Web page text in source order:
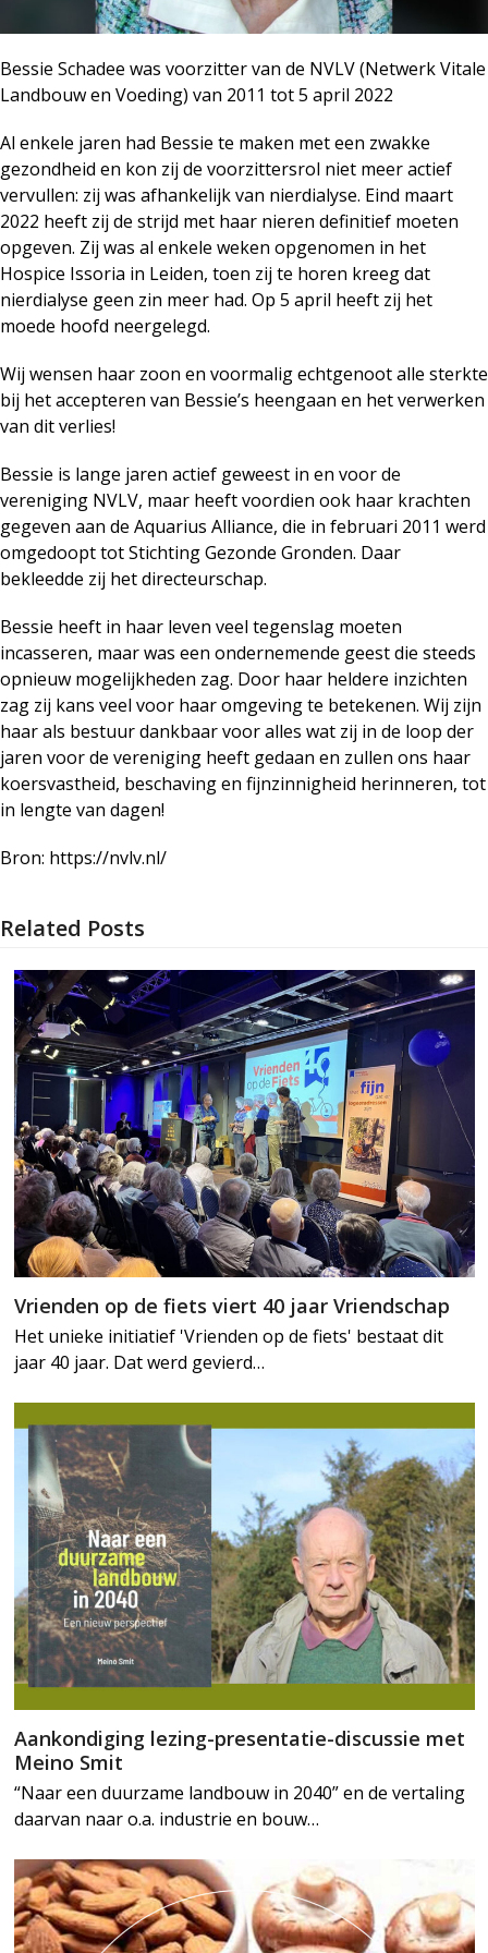
Bessie Schadee was voorzitter van de NVLV (Netwerk Vitale
Landbouw en Voeding) van 2011 tot 5 april 2022
Al enkele jaren had Bessie te maken met een zwakke
gezondheid en kon zij de voorzittersrol niet meer actief
vervullen: zij was afhankelijk van nierdialyse. Eind maart
2022 heeft zij de strijd met haar nieren definitief moeten
opgeven. Zij was al enkele weken opgenomen in het
Hospice Issoria in Leiden, toen zij te horen kreeg dat
nierdialyse geen zin meer had. Op 5 april heeft zij het
moede hoofd neergelegd.
Wij wensen haar zoon en voormalig echtgenoot alle sterkte
bij het accepteren van Bessie’s heengaan en het verwerken
van dit verlies!
Bessie is lange jaren actief geweest in en voor de
vereniging NVLV, maar heeft voordien ook haar krachten
gegeven aan de Aquarius Alliance, die in februari 2011 werd
omgedoopt tot Stichting Gezonde Gronden. Daar
bekleedde zij het directeurschap.
Bessie heeft in haar leven veel tegenslag moeten
incasseren, maar was een ondernemende geest die steeds
opnieuw mogelijkheden zag. Door haar heldere inzichten
zag zij kans veel voor haar omgeving te betekenen. Wij zijn
haar als bestuur dankbaar voor alles wat zij in de loop der
jaren voor de vereniging heeft gedaan en zullen ons haar
koersvastheid, beschaving en fijnzinnigheid herinneren, tot
in lengte van dagen!
Bron: https://nvlv.nl/
Related Posts
Vrienden op de fiets viert 40 jaar Vriendschap
Het unieke initiatief 'Vrienden op de fiets' bestaat dit
jaar 40 jaar. Dat werd gevierd…
Aankondiging lezing-presentatie-discussie met
Meino Smit
“Naar een duurzame landbouw in 2040” en de vertaling
daarvan naar o.a. industrie en bouw…